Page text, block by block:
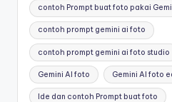
contoh Prompt buat foto pakai
contoh prompt gemini ai foto
contoh prompt gemini ai foto studio
Gemini AI foto Gemini AI foto
Ide dan contoh Prompt buat foto